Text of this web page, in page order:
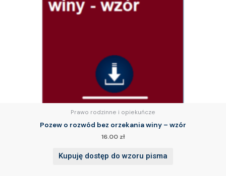
Prawo rodzinne i opiekuńcze
Pozew o rozwód bez orzekania winy – wzór
16.00 zł
Kupuję dostęp do wzoru pisma